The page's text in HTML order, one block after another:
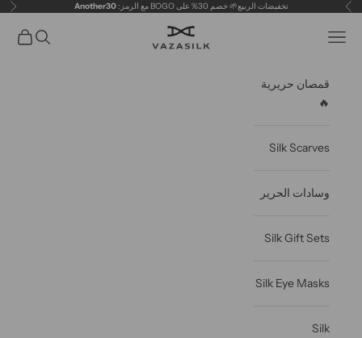
تخطى الى المحتوى
سابق تخفيضات الربيع🌱 خصم 30% على BOGO مع الرمز: Another30
VAZASILK فتح قائمة التنقل فتح البحث
عربة
قمصان حريرية
🔥
Silk Scarves
وسادات الحرير
Silk Gift Sets
Silk Eye Masks
Silk